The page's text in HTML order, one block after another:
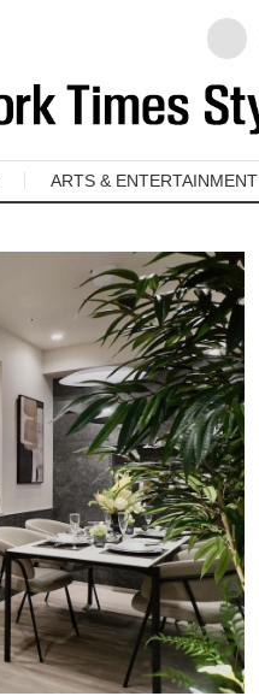
ARTS & ENTERTAINMENT